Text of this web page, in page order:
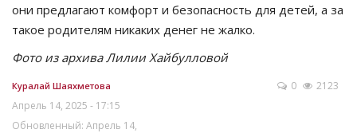
они предлагают комфорт и безопасность для детей, а за
такое родителям никаких денег не жалко.
Фото из архива Лилии Хайбулловой
Куралай Шаяхметова
Апрель 14, 2025 - 17:15
Обновленный: Апрель 14,
0 2123